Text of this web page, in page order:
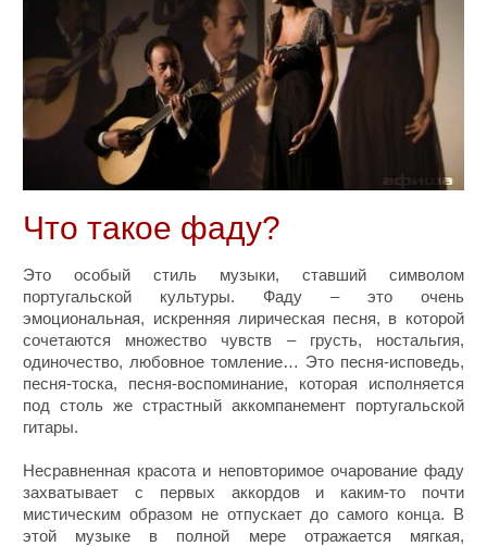
Что такое фаду?
Это особый стиль музыки, ставший символом
португальской культуры. Фаду – это очень
эмоциональная, искренняя лирическая песня, в которой
сочетаются множество чувств – грусть, ностальгия,
одиночество, любовное томление… Это песня-исповедь,
песня-тоска, песня-воспоминание, которая исполняется
под столь же страстный аккомпанемент португальской
гитары.
Несравненная красота и неповторимое очарование фаду
захватывает с первых аккордов и каким-то почти
мистическим образом не отпускает до самого конца. В
этой музыке в полной мере отражается мягкая,